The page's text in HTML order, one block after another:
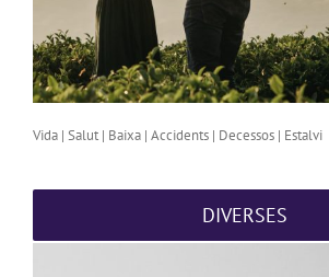
Vida | Salut | Baixa | Accidents | Decessos | Estalvi
DIVERSES